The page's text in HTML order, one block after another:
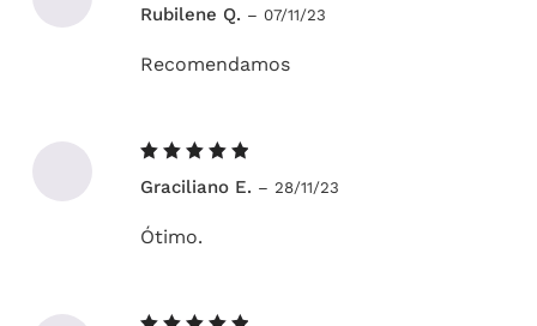
5de 5
Rubilene Q. – 07/11/23
Recomendamos
5de 5
Graciliano E. – 28/11/23
Ótimo.